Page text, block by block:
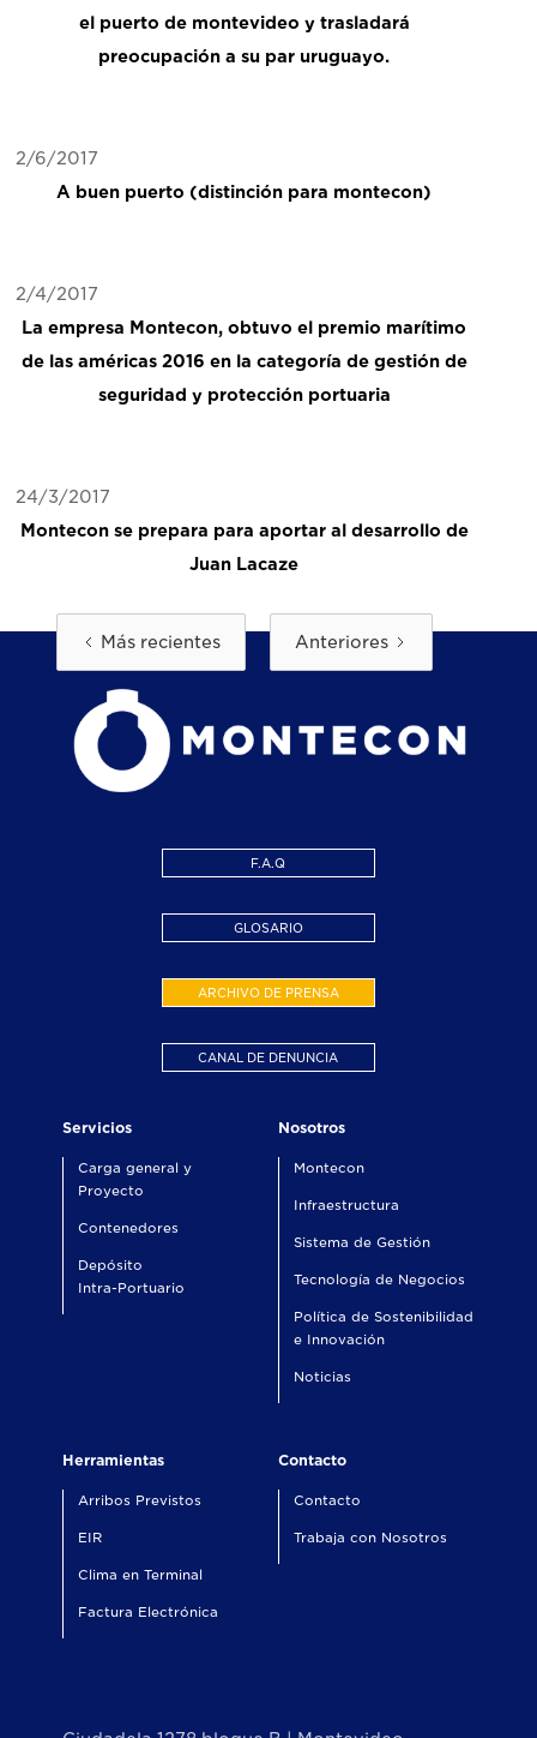
el puerto de montevideo y trasladará
preocupación a su par uruguayo.
2/6/2017
A buen puerto (distinción para montecon)
2/4/2017
La empresa Montecon, obtuvo el premio marítimo
de las américas 2016 en la categoría de gestión de
seguridad y protección portuaria
24/3/2017
Montecon se prepara para aportar al desarrollo de
Juan Lacaze
Más recientes Anteriores
F.A.Q
GLOSARIO
ARCHIVO DE PRENSA
CANAL DE DENUNCIA
Servicios
Carga general y
Proyecto
Contenedores
Depósito
Intra-Portuario
Nosotros
Montecon
Infraestructura
Sistema de Gestión
Tecnología de Negocios
Política de Sostenibilidad
e Innovación
Noticias
Herramientas
Arribos Previstos
EIR
Clima en Terminal
Factura Electrónica
Contacto
Contacto
Trabaja con Nosotros